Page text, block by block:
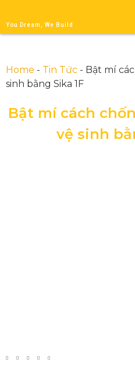
You Dream, We Build
Home - Tin Tức - Bật mí
sinh bằng Sika 1F
Bật mí cách
vệ sinh